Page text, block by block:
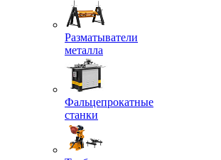
Разматыватели
металла
Фальцепрокатные
станки